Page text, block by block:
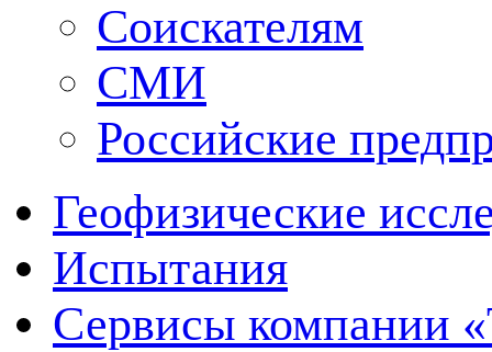
Соискателям
СМИ
Российские
Геофизические
Испытания
Сервисы компании